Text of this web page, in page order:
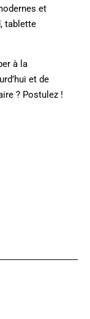
et
tablette
à la
et de
? Postulez !